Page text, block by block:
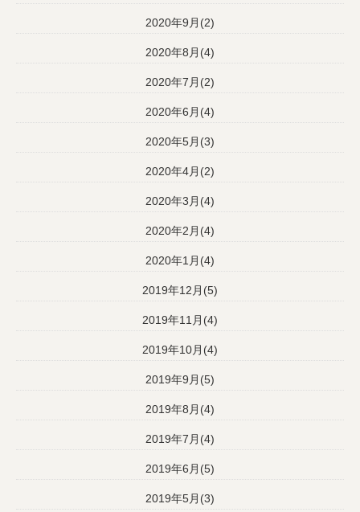
2020年9月(2)
2020年8月(4)
2020年7月(2)
2020年6月(4)
2020年5月(3)
2020年4月(2)
2020年3月(4)
2020年2月(4)
2020年1月(4)
2019年12月(5)
2019年11月(4)
2019年10月(4)
2019年9月(5)
2019年8月(4)
2019年7月(4)
2019年6月(5)
2019年5月(3)